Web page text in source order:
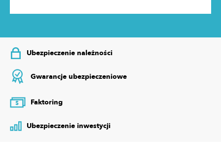
Ubezpieczenie należności
Gwarancje ubezpieczeniowe
$ Faktoring
Ubezpieczenie inwestycji